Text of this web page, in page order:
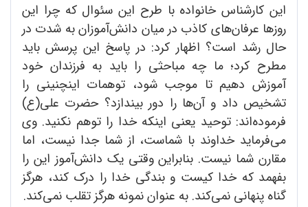
این کارشناس خانواده با طرح این سئوال که چرا این
روزها عرفان‌های کاذب در میان دانش‌آموزان به شدت در
حال رشد است؟ اظهار کرد: در پاسخ این پرسش باید
مطرح کرد؛ ما چه مباحثی را باید به فرزندان خود
آموزش دهیم تا موجب شود، توهمات اینچنینی را
تشخیص داد و آن‌ها را دور بیندازد؟ حضرت علی(ع)
فرموده‌‌اند: توحید یعنی اینکه خدا را توهم نکنید. وی
می‌فرماید خداوند با شماست، از شما جدا نیست، اما
مقارن شما نیست. بنابراین وقتی یک دانش‌آموز این را
بفهمد که خدا کیست و بندگی خدا را درک کند، هرگز
گناه پنهانی نمی‌کند. به عنوان نمونه هرگز تقلب نمی‌کند.